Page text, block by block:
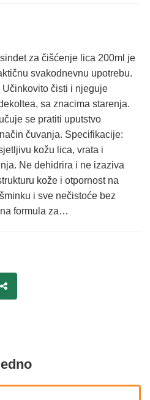
za čišćenje lica 200ml je
svakodnevnu upotrebu.
čisti i njeguje
sa znacima starenja.
se pratiti uputstvo
čuvanja. Specifikacije:
kožu lica, vrata i
Ne dehidrira i ne izaziva
kože i otpornost na
i sve nečistoće bez
formula za…